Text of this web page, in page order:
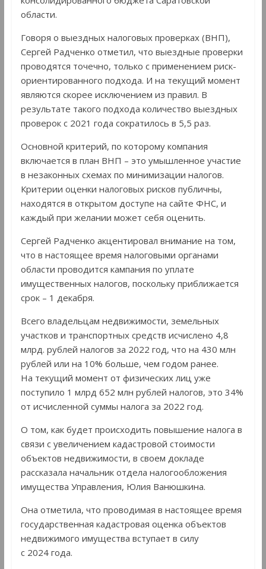
области.
Говоря о выездных налоговых проверках (ВНП),
Сергей Радченко отметил, что выездные проверки
проводятся точечно, только с применением риск-
ориентированного подхода. И на текущий момент
являются скорее исключением из правил. В
результате такого подхода количество выездных
проверок с 2021 года сократилось в 5,5 раз.
Основной критерий, по которому компания
включается в план ВНП – это умышленное участие
в незаконных схемах по минимизации налогов.
Критерии оценки налоговых рисков публичны,
находятся в открытом доступе на сайте ФНС, и
каждый при желании может себя оценить.
Сергей Радченко акцентировал внимание на том,
что в настоящее время налоговыми органами
области проводится кампания по уплате
имущественных налогов, поскольку приближается
срок – 1 декабря.
Всего владельцам недвижимости, земельных
участков и транспортных средств исчислено 4,8
млрд. рублей налогов за 2022 год, что на 430 млн
рублей или на 10% больше, чем годом ранее.
На текущий момент от физических лиц уже
поступило 1 млрд 652 млн рублей налогов, это 34%
от исчисленной суммы налога за 2022 год.
О том, как будет происходить повышение налога в
связи с увеличением кадастровой стоимости
объектов недвижимости, в своем докладе
рассказала начальник отдела налогообложения
имущества Управления, Юлия Ванюшкина.
Она отметила, что проводимая в настоящее время
государственная кадастровая оценка объектов
недвижимого имущества вступает в силу
с 2024 года.